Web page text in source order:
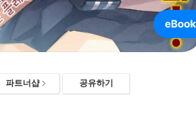
파트너샵 공유하기